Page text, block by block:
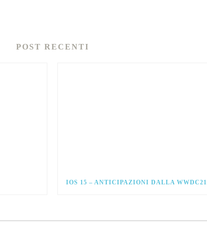
POST RECENTI
IOS 15 – ANTICIPAZIONI DALLA WWDC21